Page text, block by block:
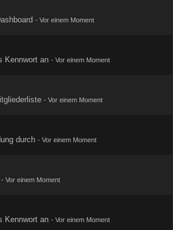
- Vor einem Moment
Kennwort an - Vor einem Moment
- Vor einem Moment
durch - Vor einem Moment
- Vor einem Moment
Kennwort an - Vor einem Moment